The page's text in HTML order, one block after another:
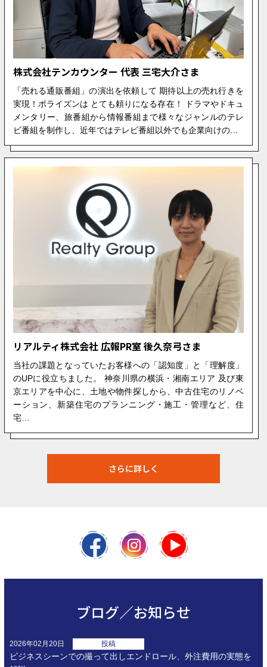
株式会社テンカウンター 代表 三宅大介さま
「売れる通販番組」の演出を依頼して 期待以上の売れ行きを
実現！ポライズンは とても頼りになる存在！ ドラマやドキュ
メンタリー、旅番組から情報番組まで様々なジャンルのテレ
ビ番組を制作し、近年ではテレビ番組以外でも企業向けの…
リアルティ株式会社 広報PR室 後久奈弓さま
当社の課題となっていたお客様への「認知度」と「理解度」
のUPに役立ちました。 神奈川県の横浜・湘南エリア 及び東
京エリアを中心に、土地や物件探しから、中古住宅のリノベ
ーション、新築住宅のプランニング・施工・管理など、住
宅…
さらに詳しく
ブログ／お知らせ
2026年02月20日 投稿
ビジネスシーンでの撮って出しエンドロール、外注費用の実態を